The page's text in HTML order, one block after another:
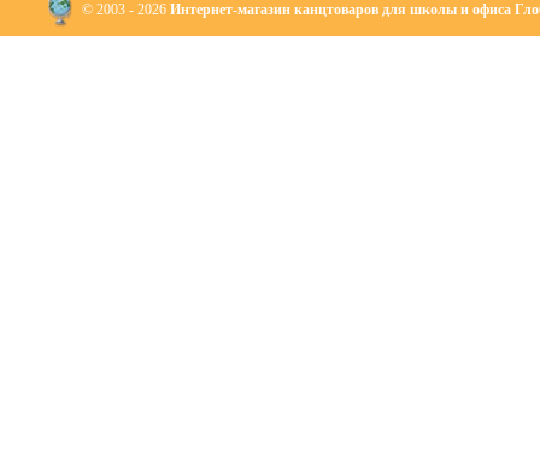
© 2003 - 2026 Интернет-магазин канцтоваров для школы и офиса